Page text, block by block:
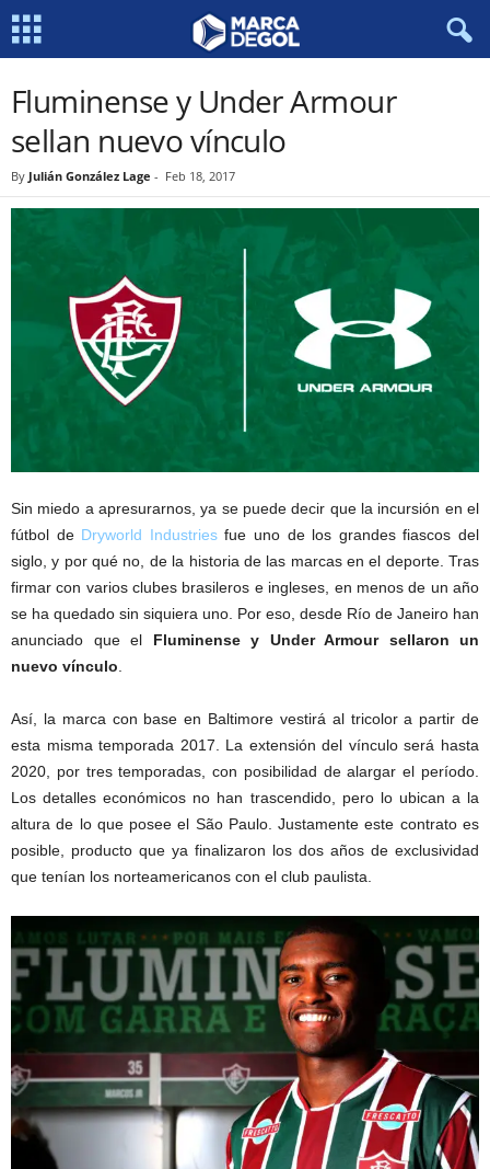
Fluminense y Under Armour
sellan nuevo vínculo
By Julián González Lage - Feb 18, 2017
Sin miedo a apresurarnos, ya se puede decir que la incursión en el
fútbol de Dryworld Industriesfue uno de los grandes fiascos del
siglo, y por qué no, de la historia de las marcas en el deporte. Tras
firmar con varios clubes brasileros e ingleses, en menos de un año
se ha quedado sin siquiera uno. Por eso, desde Río de Janeiro han
anunciado que el Fluminense y Under Armour sellaron un
nuevo vínculo
Así, la marca con base en Baltimore vestirá al tricolor a partir de
esta misma temporada 2017. La extensión del vínculo será hasta
2020, por tres temporadas, con posibilidad de alargar el período.
Los detalles económicos no han trascendido, pero lo ubican a la
altura de lo que posee el São Paulo. Justamente este contrato es
posible, producto que ya finalizaron los dos años de exclusividad
que tenían los norteamericanos con el club paulista.